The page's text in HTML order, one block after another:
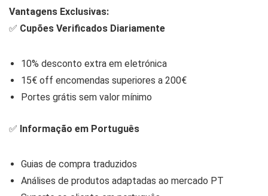
Vantagens Exclusivas:
✅ Cupões Verificados Diariamente
10% desconto extra em eletrónica
15€ off encomendas superiores a 200€
Portes grátis sem valor mínimo
✅ Informação em Português
Guias de compra traduzidos
Análises de produtos adaptadas ao mercado PT